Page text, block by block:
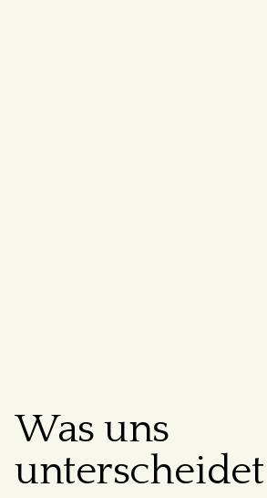
Was uns
unterscheidet